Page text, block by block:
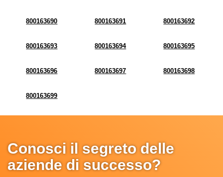
800163690 800163691 800163692
800163693 800163694 800163695
800163696 800163697 800163698
800163699
Conosci il segreto delle
aziende di successo?